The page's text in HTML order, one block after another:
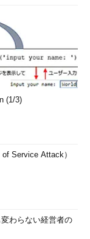
(1/3)
Service Attack）
わらない経営者の